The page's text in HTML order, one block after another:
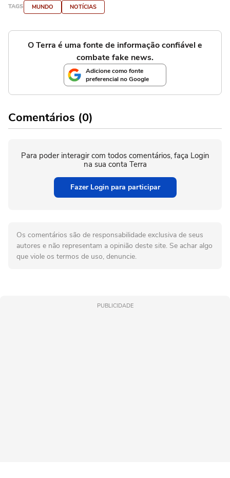
TAGS MUNDO NOTÍCIAS
O Terra é uma fonte de informação confiável e
combate fake news.
Adicione como fonte
preferencial no Google
Comentários (0)
Para poder interagir com todos comentários, faça Login
na sua conta Terra
Fazer Login para participar
Os comentários são de responsabilidade exclusiva de seus
autores e não representam a opinião deste site. Se achar algo
que viole os termos de uso, denuncie.
PUBLICIDADE